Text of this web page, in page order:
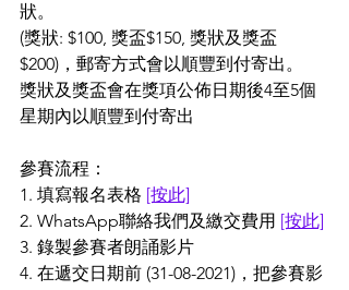
狀。
(獎狀: $100, 獎盃$150, 獎狀及獎盃
$200)，郵寄方式會以順豐到付寄出。
獎狀及獎盃會在獎項公佈日期後4至5個
星期內以順豐到付寄出
參賽流程：
1. 填寫報名表格 [按此]
2. WhatsApp聯絡我們及繳交費用 [按此]
3. 錄製參賽者朗誦影片
4. 在遞交日期前 (31-08-2021)，把參賽影